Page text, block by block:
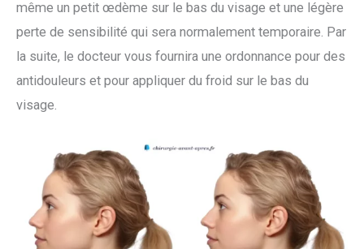
même un petit œdème sur le bas du visage et une légère
perte de sensibilité qui sera normalement temporaire. Par
la suite, le docteur vous fournira une ordonnance pour des
antidouleurs et pour appliquer du froid sur le bas du
visage.